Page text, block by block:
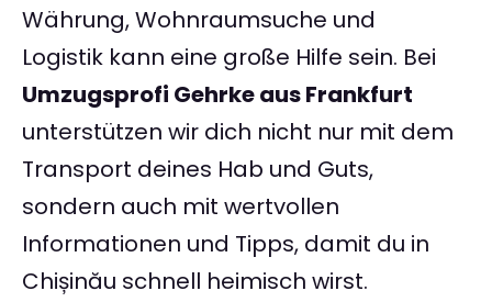
Währung, Wohnraumsuche und
Logistik kann eine große Hilfe sein. Bei
Umzugsprofi Gehrke aus Frankfurt
unterstützen wir dich nicht nur mit dem
Transport deines Hab und Guts,
sondern auch mit wertvollen
Informationen und Tipps, damit du in
Chișinău schnell heimisch wirst.